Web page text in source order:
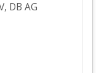
DB AG